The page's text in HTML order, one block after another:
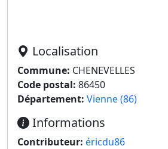
Localisation
Commune: CHENEVELLES
Code postal: 86450
Département: Vienne (86)
Informations
Contributeur: éricdu86